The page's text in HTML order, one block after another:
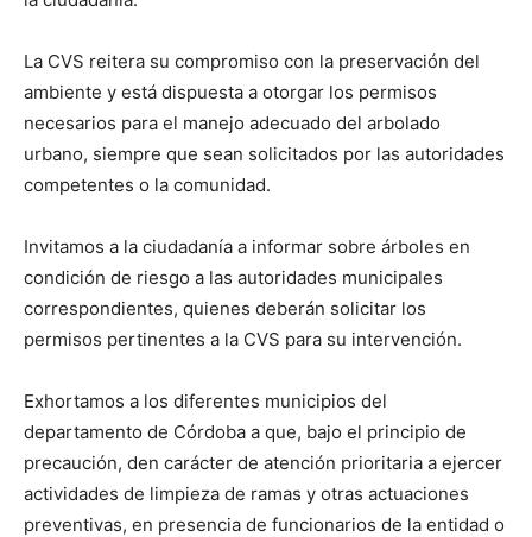
La CVS reitera su compromiso con la preservación del
ambiente y está dispuesta a otorgar los permisos
necesarios para el manejo adecuado del arbolado
urbano, siempre que sean solicitados por las autoridades
competentes o la comunidad.
Invitamos a la ciudadanía a informar sobre árboles en
condición de riesgo a las autoridades municipales
correspondientes, quienes deberán solicitar los
permisos pertinentes a la CVS para su intervención.
Exhortamos a los diferentes municipios del
departamento de Córdoba a que, bajo el principio de
precaución, den carácter de atención prioritaria a ejercer
actividades de limpieza de ramas y otras actuaciones
preventivas, en presencia de funcionarios de la entidad o